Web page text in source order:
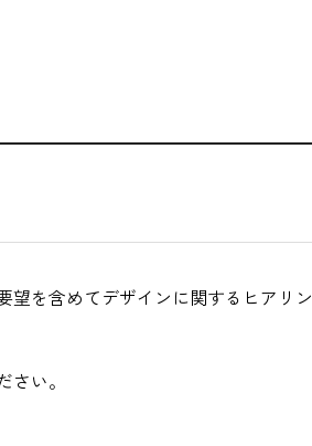
望を含めてデザインに関するヒアリン
い。